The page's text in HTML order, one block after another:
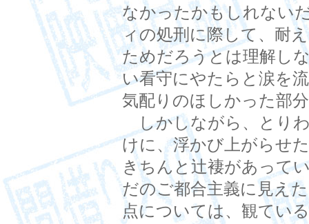
なかったかもしれない
ィの処刑に際して、耐
ためだろうとは理解し
い看守にやたらと涙を
気配りのほしかった部
しかしながら、とり
けに、浮かび上がらせ
きちんと辻褄があって
だのご都合主義に見え
点については、観てい